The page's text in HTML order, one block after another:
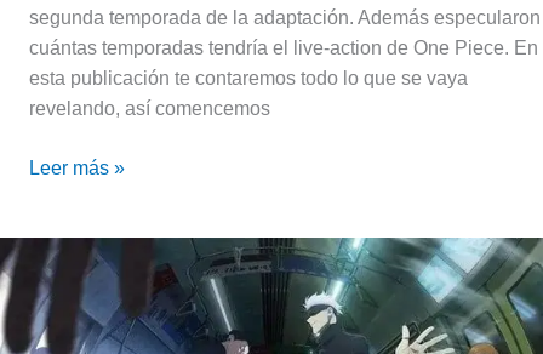
segunda temporada de la adaptación. Además especularon
cuántas temporadas tendría el live-action de One Piece. En
esta publicación te contaremos todo lo que se vaya
revelando, así comencemos
Leer más »
Jujutsu
Kaisen
–
Temporada